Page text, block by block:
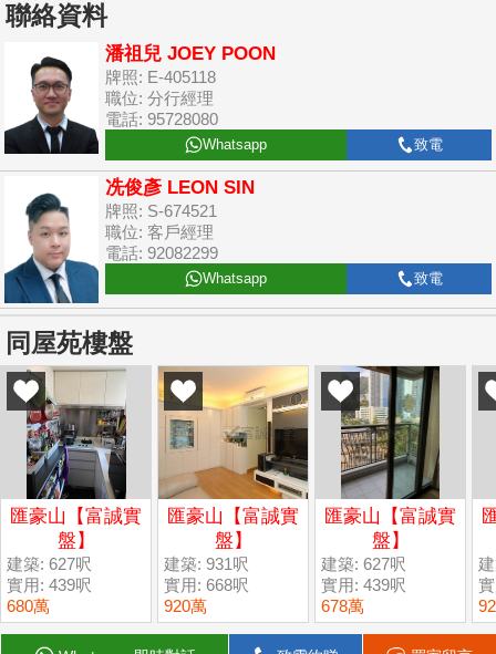
聯絡資料
潘祖兒 JOEY POON
牌照: E-405118
職位: 分行經理
電話: 95728080
Whatsapp 致電
冼俊彥 LEON SIN
牌照: S-674521
職位: 客戶經理
電話: 92082299
Whatsapp 致電
同屋苑樓盤
匯豪山【富誠實
盤】
建築: 627呎
實用: 439呎
680萬
匯豪山【富誠實
盤】
建築: 931呎
實用: 668呎
920萬
匯豪山【富誠實
盤】
建築: 627呎
實用: 439呎
678萬